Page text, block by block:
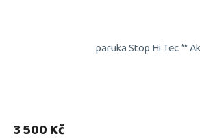
paruka Stop Hi Tec **
3 500 Kč